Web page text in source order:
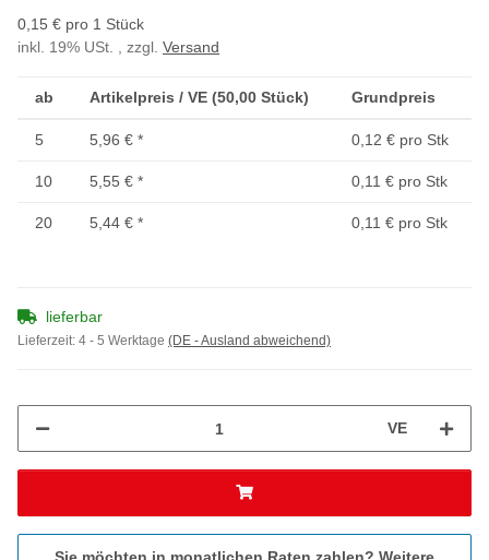
0,15 € pro 1 Stück
inkl. 19% USt. , zzgl. Versand
ab Artikelpreis / VE (50,00 Stück) Grundpreis
5 5,96 € * 0,12 € pro Stk
10 5,55 € * 0,11 € pro Stk
20 5,44 € * 0,11 € pro Stk
lieferbar
Lieferzeit: 4 - 5 Werktage (DE - Ausland abweichend)
VE